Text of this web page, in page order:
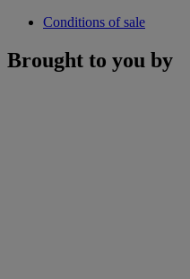
Conditions of sale
Brought to you by